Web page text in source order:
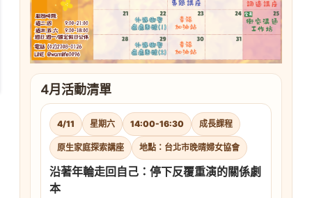
4月活動清單
4/11 星期六 14:00-16:30 成長課程
原生家庭探索講座 地點：台北市晚晴婦女協會
沿著年輪走回自己：停下反覆重演的關係劇
本